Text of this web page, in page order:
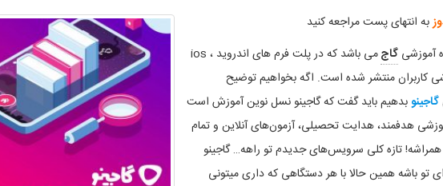
به انتهای پست مراجعه کنید
آموزشی گاج
می باشد که در پلت فرم های اندروید ، ios
کاربران منتشر شده است. اگه بخواهیم توضیح
گاجینوبدهیم باید گفت که گاجینو نسل نوین آموزش است
هدفمند، هدایت تحصیلی، آزمون‌های آنلاین و تمام
تازه کلی سرویس‌های جدیدم تو راهه… گاجینو
تو باشه همین حالا با هر دستگاهی که داری میتونی